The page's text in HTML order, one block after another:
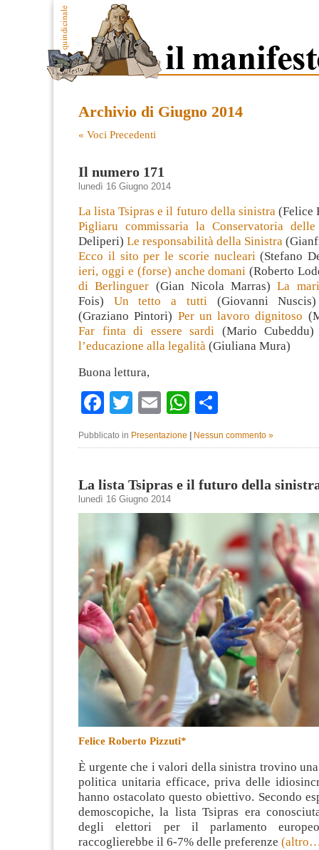
Archivio di Giugno 2014
« Voci Precedenti
Il numero 171
lunedì 16 Giugno 2014
La lista Tsipras e il futuro della sinistra(Felice
Pigliaru commissaria la Conservatoria delle
Deliperi) Le responsabilità della Sinistra
Ecco il sito per le scorie nucleari(Stefano
ieri, oggi e (forse) anche domani(Roberto
di Berlinguer (Gian Nicola Marras)La
Fois) Un tetto a tutti (Giovanni
(Graziano Pintori) Per un lavoro dignitoso
Far finta di essere sardi (Mario
l’educazione alla legalità (Giuliana Mura)
Buona lettura,
Facebook
TwitterEmailWhatsApp
Pubblicato in Presentazione Nessun commento »
La lista Tsipras e il futuro della
lunedì 16 Giugno 2014
Felice Roberto Pizzuti*
È urgente che i valori della sinistra trovino
politica unitaria efficace, priva delle
hanno ostacolato questo obiettivo. Secondo
demoscopiche, la lista Tsipras era
degli elettori per il parlamento
raccoglierebbe il 6-7% delle preferenze